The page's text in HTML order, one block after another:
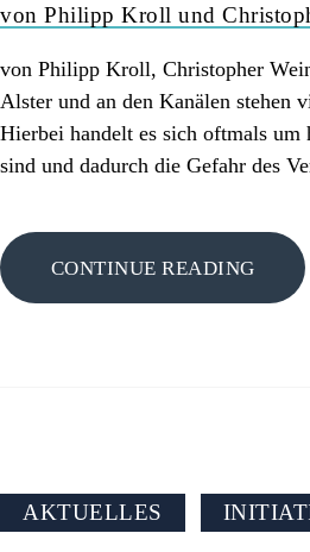
von Philipp Kroll und
von Philipp Kroll, Christopher
Alster und an den Kanälen stehen
Hierbei handelt es sich oftmals
sind und dadurch die Gefahr des
CONTINUE READING
AKTUELLES